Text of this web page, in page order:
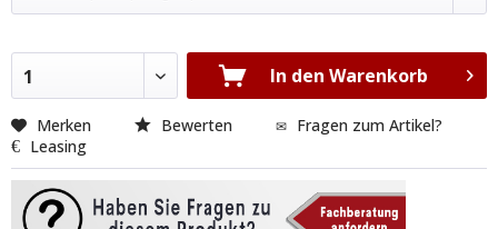
1 In den Warenkorb
Merken Bewerten
Fragen zum Artikel?
Leasing